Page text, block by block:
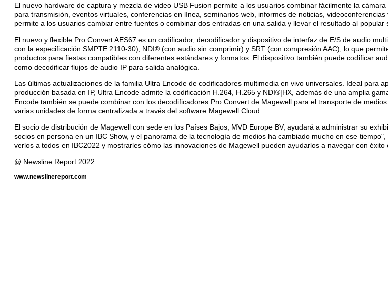
El nuevo hardware de captura y mezcla de video USB Fusion permite a los usuarios combinar fácilmente la
para transmisión, eventos virtuales, conferencias en línea, seminarios web, informes de noticias,
permite a los usuarios cambiar entre fuentes o combinar dos entradas en una salida y llevar el resultado al
El nuevo y flexible Pro Convert AES67 es un codificador, decodificador y dispositivo de interfaz de E/S de audio
con la especificación SMPTE 2110-30), NDI® (con audio sin comprimir) y SRT (con compresión AAC), lo que
productos para fiestas compatibles con diferentes estándares y formatos. El dispositivo también puede codificar
como decodificar flujos de audio IP para salida analógica.
Las últimas actualizaciones de la familia Ultra Encode de codificadores multimedia en vivo universales. Ideal para
producción basada en IP, Ultra Encode admite la codificación H.264, H.265 y NDI®|HX, además de una amplia
Encode también se puede combinar con los decodificadores Pro Convert de Magewell para el transporte de
varias unidades de forma centralizada a través del software Magewell Cloud.
El socio de distribución de Magewell con sede en los Países Bajos, MVD Europe BV, ayudará a administrar su
socios en persona en un IBC Show, y el panorama de la tecnología de medios ha cambiado mucho en ese
verlos a todos en IBC2022 y mostrarles cómo las innovaciones de Magewell pueden ayudarlos a navegar con
@ Newsline Report 2022
www.newslinereport.com